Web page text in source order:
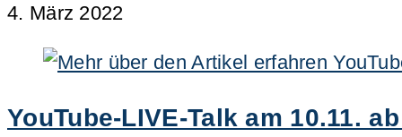
4. März 2022
YouTube-LIVE-Talk am 10.11.